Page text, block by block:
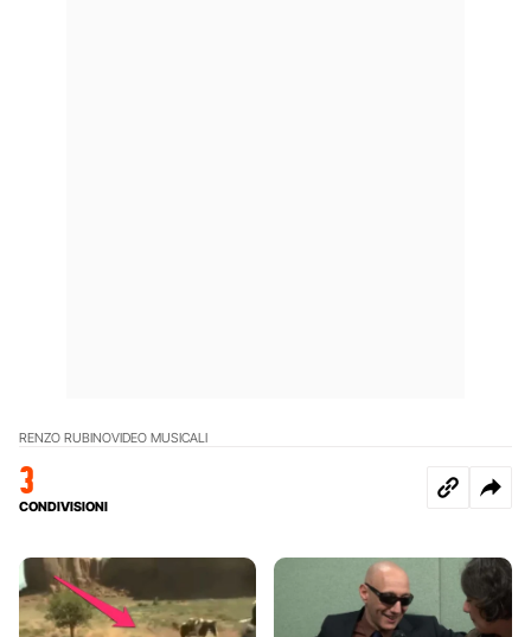
RENZO RUBINOVIDEO MUSICALI
3
CONDIVISIONI